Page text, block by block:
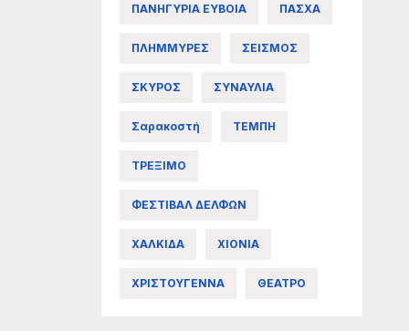
ΠΑΝΗΓΥΡΙΑ ΕΥΒΟΙΑ ΠΑΣΧΑ
ΠΛΗΜΜΥΡΕΣ ΣΕΙΣΜΟΣ
ΣΚΥΡΟΣ ΣΥΝΑΥΛΙΑ
Σαρακοστή ΤΕΜΠΗ
ΤΡΕΞΙΜΟ
ΦΕΣΤΙΒΑΛ ΔΕΛΦΩΝ
ΧΑΛΚΙΔΑ ΧΙΟΝΙΑ
ΧΡΙΣΤΟΥΓΕΝΝΑ ΘΕΑΤΡΟ